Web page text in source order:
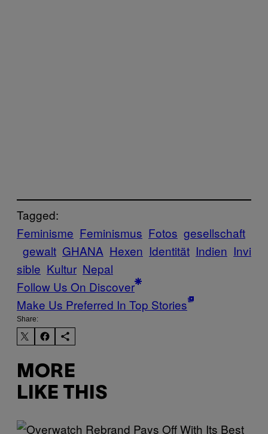
Tagged:
Feminisme Feminismus Fotos gesellschaft
gewalt GHANA Hexen Identität Indien Invi
sible Kultur Nepal
Follow Us On Discover
Make Us Preferred In Top Stories
Share:
MORE
LIKE THIS